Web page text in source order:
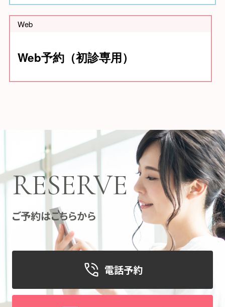
Web
Web予約（初診専用）
RESERVE
ご予約はこちらから
電話予約